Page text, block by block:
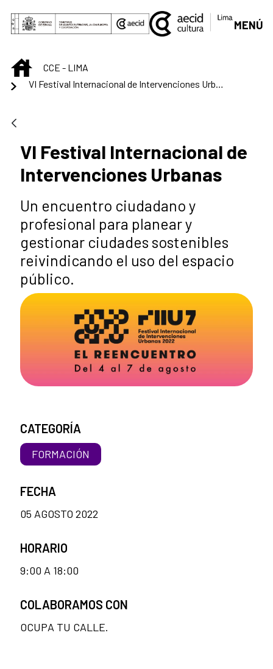
Saltar al contenido principal
MENÚ
INICIOCCE - LIMA
VI Festival Internacional de Intervenciones Urbanas
VI Festival Internacional de
Intervenciones Urbanas
Un encuentro ciudadano y
profesional para planear y
gestionar ciudades sostenibles
reivindicando el uso del espacio
público.
CATEGORÍA
FORMACIÓN
FECHA
05 AGOSTO 2022
HORARIO
9:00 A 18:00
COLABORAMOS CON
OCUPA TU CALLE.